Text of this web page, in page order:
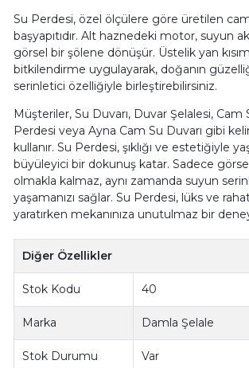
Su Perdesi, özel ölçülere göre üretilen cam
başyapıtıdır. Alt haznedeki motor, suyun
görsel bir şölene dönüşür. Üstelik yan
bitkilendirme uygulayarak, doğanın
serinletici özelliğiyle birleştirebilirsiniz.
Müşteriler, Su Duvarı, Duvar Şelalesi, Cam
Perdesi veya Ayna Cam Su Duvarı gibi
kullanır. Su Perdesi, şıklığı ve estetiğiyle
büyüleyici bir dokunuş katar. Sadece
olmakla kalmaz, aynı zamanda suyun
yaşamanızı sağlar. Su Perdesi, lüks ve
yaratırken mekanınıza unutulmaz bir
Diğer Özellikler
Stok Kodu 40
Marka Damla Şelale
Stok Durumu Var